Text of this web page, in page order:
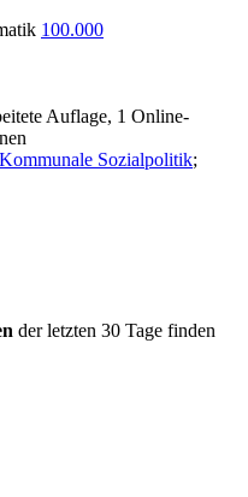
100.000
Auflage, 1 Online-
Kommunale Sozialpolitik;
der letzten 30 Tage finden